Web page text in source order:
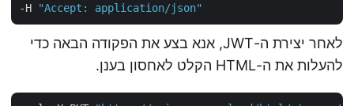
-H "Accept: application/json"
לאחר יצירת ה-JWT, אנא בצע את הפקודה הבאה כדי
להעלות את ה-HTML הקלט לאחסון בענן.